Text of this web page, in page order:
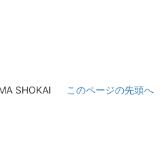
このページの先頭へ
SHOKAI